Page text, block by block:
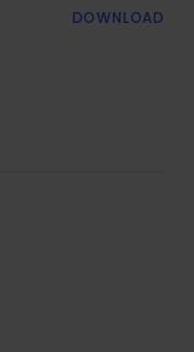
DOWNLOAD